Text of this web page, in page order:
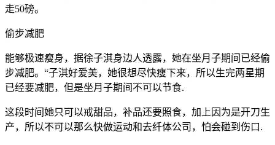
走50磅。
偷步减肥
能够极速瘦身，据徐子淇身边人透露，她在坐月子期间已经偷
步减肥。“子淇好爱美，她很想尽快瘦下来，所以生完两星期
已经要减肥，但是坐月子期间不可以节食.
这段时间她只可以戒甜品，补品还要照食，加上因为是开刀生
产，所以不可以那么快做运动和去纤体公司，怕会碰到伤口.